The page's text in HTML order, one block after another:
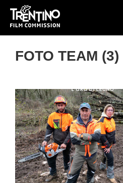
FOTO TEAM (3)